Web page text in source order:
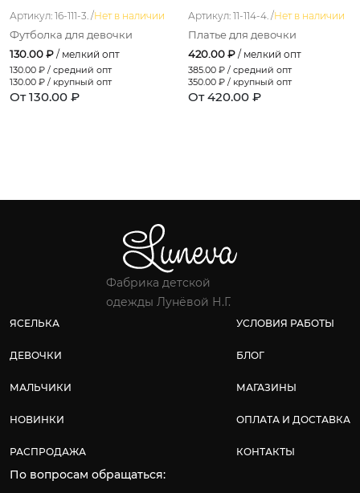
Артикул: 16-111-3. /Нет в наличии
Футболка для девочки
130.00 ₽ / мелкий опт
130.00 ₽ / средний опт
130.00 ₽ / крупный опт
От 130.00 ₽
Артикул: 11-114-4. /Нет в наличии
Платье для девочки
420.00 ₽ / мелкий опт
385.00 ₽ / средний опт
350.00 ₽ / крупный опт
От 420.00 ₽
Фабрика детской
одежды Лунёвой Н.Г.
ЯСЕЛЬКА
ДЕВОЧКИ
МАЛЬЧИКИ
НОВИНКИ
РАСПРОДАЖА
УСЛОВИЯ РАБОТЫ
БЛОГ
МАГАЗИНЫ
ОПЛАТА И ДОСТАВКА
КОНТАКТЫ
По вопросам обращаться: